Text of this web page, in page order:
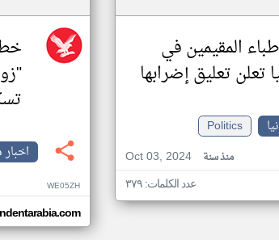
المقيمين في
تعلن تعليق إضرابها
Politics
Oct 03, 2024
منذ سنة
عدد الكلمات: ٣٧٩
اخبار
WE05ZH